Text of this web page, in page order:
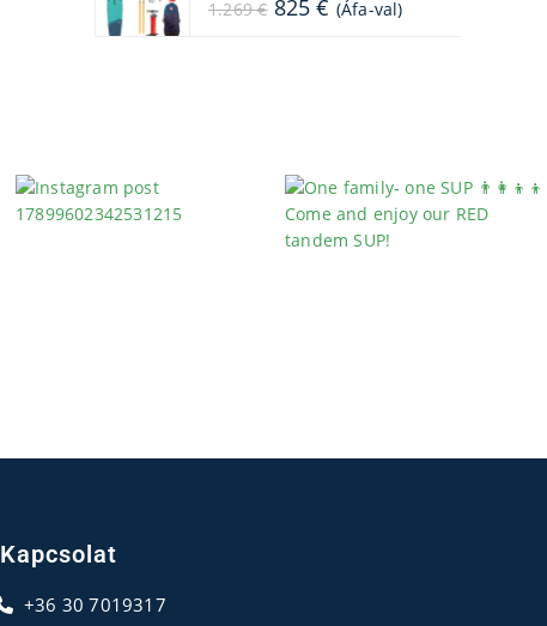
1.269€ price
825€ price
(Áfa-val)
Kapcsolat
+36 30 7019317